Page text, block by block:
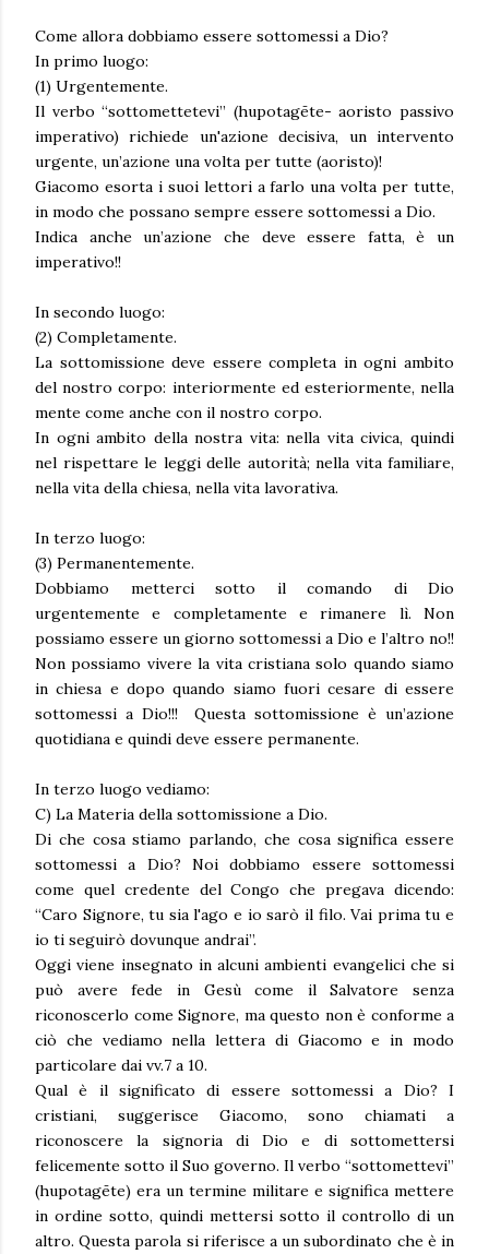
Come allora dobbiamo essere sottomessi a Dio?
In primo luogo:
(1) Urgentemente.
Il verbo “sottomettetevi” (hupotagēte- aoristo passivo
imperativo) richiede un'azione decisiva, un intervento
urgente, un’azione una volta per tutte (aoristo)!
Giacomo esorta i suoi lettori a farlo una volta per tutte,
in modo che possano sempre essere sottomessi a Dio.
Indica anche un’azione che deve essere fatta, è un
imperativo!!
In secondo luogo:
(2) Completamente.
La sottomissione deve essere completa in ogni ambito
del nostro corpo: interiormente ed esteriormente, nella
mente come anche con il nostro corpo.
In ogni ambito della nostra vita: nella vita civica, quindi
nel rispettare le leggi delle autorità; nella vita familiare,
nella vita della chiesa, nella vita lavorativa.
In terzo luogo:
(3) Permanentemente.
Dobbiamo metterci sotto il comando di Dio
urgentemente e completamente e rimanere lì. Non
possiamo essere un giorno sottomessi a Dio e l’altro no!!
Non possiamo vivere la vita cristiana solo quando siamo
in chiesa e dopo quando siamo fuori cesare di essere
sottomessi a Dio!!! Questa sottomissione è un’azione
quotidiana e quindi deve essere permanente.
In terzo luogo vediamo:
C) La Materia della sottomissione a Dio.
Di che cosa stiamo parlando, che cosa significa essere
sottomessi a Dio? Noi dobbiamo essere sottomessi
come quel credente del Congo che pregava dicendo:
“Caro Signore, tu sia l'ago e io sarò il filo. Vai prima tu e
io ti seguirò dovunque andrai”.
Oggi viene insegnato in alcuni ambienti evangelici che si
può avere fede in Gesù come il Salvatore senza
riconoscerlo come Signore, ma questo non è conforme a
ciò che vediamo nella lettera di Giacomo e in modo
particolare dai vv.7 a 10.
Qual è il significato di essere sottomessi a Dio? I
cristiani, suggerisce Giacomo, sono chiamati a
riconoscere la signoria di Dio e di sottomettersi
felicemente sotto il Suo governo. Il verbo “sottomettevi”
(hupotagēte) era un termine militare e significa mettere
in ordine sotto, quindi mettersi sotto il controllo di un
altro. Questa parola si riferisce a un subordinato che è in